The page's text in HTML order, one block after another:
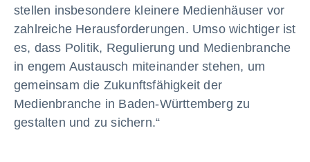
stellen insbesondere kleinere Medienhäuser vor
zahlreiche Herausforderungen. Umso wichtiger ist
es, dass Politik, Regulierung und Medienbranche
in engem Austausch miteinander stehen, um
gemeinsam die Zukunftsfähigkeit der
Medienbranche in Baden-Württemberg zu
gestalten und zu sichern.“